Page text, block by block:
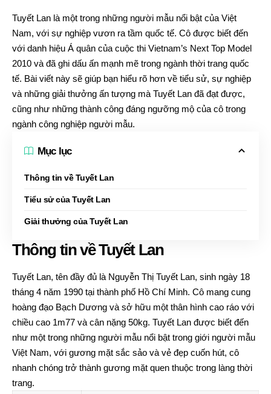
Tuyết Lan là một trong những người mẫu nổi bật của Việt
Nam, với sự nghiệp vươn ra tầm quốc tế. Cô được biết đến
với danh hiệu Á quân của cuộc thi Vietnam’s Next Top Model
2010 và đã ghi dấu ấn mạnh mẽ trong ngành thời trang quốc
tế. Bài viết này sẽ giúp bạn hiểu rõ hơn về tiểu sử, sự nghiệp
và những giải thưởng ấn tượng mà Tuyết Lan đã đạt được,
cũng như những thành công đáng ngưỡng mộ của cô trong
ngành công nghiệp người mẫu.
Mục lục
Thông tin về Tuyết Lan
Tiểu sử của Tuyết Lan
Giải thưởng của Tuyết Lan
Thông tin về Tuyết Lan
Tuyết Lan, tên đầy đủ là Nguyễn Thị Tuyết Lan, sinh ngày 18
tháng 4 năm 1990 tại thành phố Hồ Chí Minh. Cô mang cung
hoàng đạo Bạch Dương và sở hữu một thân hình cao ráo với
chiều cao 1m77 và cân nặng 50kg. Tuyết Lan được biết đến
như một trong những người mẫu nổi bật trong giới người mẫu
Việt Nam, với gương mặt sắc sảo và vẻ đẹp cuốn hút, cô
nhanh chóng trở thành gương mặt quen thuộc trong làng thời
trang.